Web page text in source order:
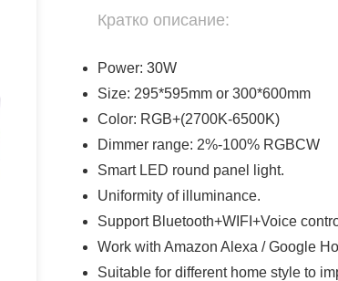
Кратко описание:
Power: 30W
Size: 295*595mm or 300*600mm
Color: RGB+(2700K-6500K)
Dimmer range: 2%-100% RGBCW
Smart LED round panel light.
Uniformity of illuminance.
Support Bluetooth+WIFI+Voice
Work with Amazon Alexa / Google
Suitable for different home style to